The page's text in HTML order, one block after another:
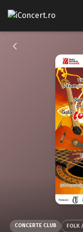
CONCERTE
Caută în site...
CONCERTE CLUB FOLK